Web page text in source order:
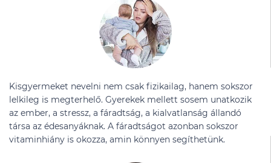
Kisgyermeket nevelni nem csak fizikailag, hanem sokszor
lelkileg is megterhelő. Gyerekek mellett sosem unatkozik
az ember, a stressz, a fáradtság, a kialvatlanság állandó
társa az édesanyáknak. A fáradtságot azonban sokszor
vitaminhiány is okozza, amin könnyen segíthetünk.